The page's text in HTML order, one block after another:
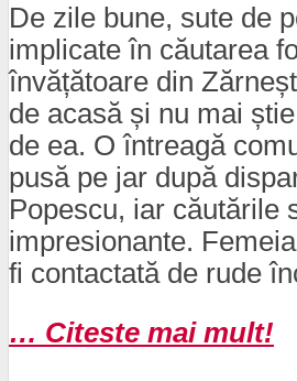
De zile bune, sute de
implicate în căutarea
învățătoare din
de acasă și nu mai
de ea. O întreagă
pusă pe jar după
Popescu, iar căutările
impresionante.
fi contactată de rude
… Citeste mai mult!